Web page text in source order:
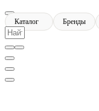
Каталог Бренды